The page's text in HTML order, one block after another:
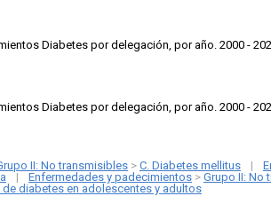
Diabetes por delegación, por año. 2000 -
Diabetes por delegación, por año. 2000 -
II: No transmisibles > C. Diabetes mellitus |
| Enfermedades y padecimientos > Grupo II: No
de diabetes en adolescentes y adultos